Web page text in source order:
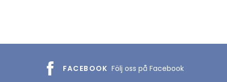
FACEBOOK Följ oss på Facebook